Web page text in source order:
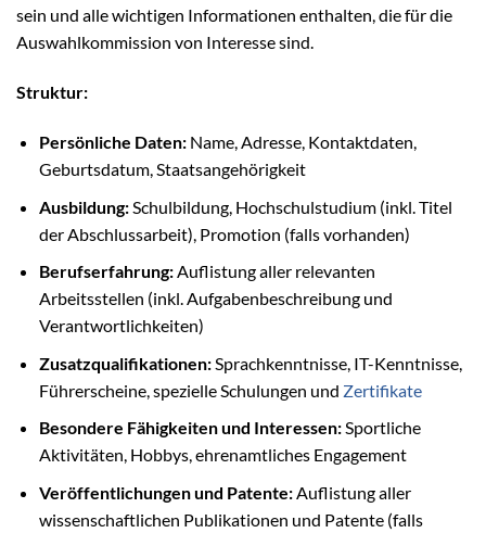
sein und alle wichtigen Informationen enthalten, die für die
Auswahlkommission von Interesse sind.
Struktur:
Persönliche Daten:Name, Adresse, Kontaktdaten,
Geburtsdatum, Staatsangehörigkeit
Ausbildung:Schulbildung, Hochschulstudium (inkl. Titel
der Abschlussarbeit), Promotion (falls vorhanden)
Berufserfahrung:Auflistung aller relevanten
Arbeitsstellen (inkl. Aufgabenbeschreibung und
Verantwortlichkeiten)
Zusatzqualifikationen:Sprachkenntnisse, IT-Kenntnisse,
Führerscheine, spezielle Schulungen und Zertifikate
Besondere Fähigkeiten und Interessen:Sportliche
Aktivitäten, Hobbys, ehrenamtliches Engagement
Veröffentlichungen und Patente:Auflistung aller
wissenschaftlichen Publikationen und Patente (falls